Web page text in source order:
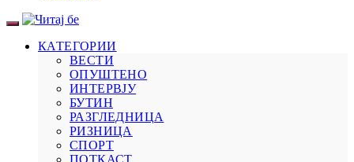
КАТЕГОРИИ
ВЕСТИ
ОПУШТЕНО
ИНТЕРВЈУ
БУТИН
РАЗГЛЕДНИЦА
РИЗНИЦА
СПОРТ
ПОТКАСТ